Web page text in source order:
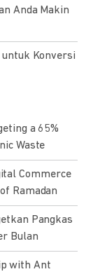
Anda Makin
untuk Konversi
a 65%
Waste
Commerce
Ramadan
Pangkas
Bulan
with Ant